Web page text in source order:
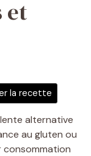
et
la recette
alternative
au gluten ou
consommation